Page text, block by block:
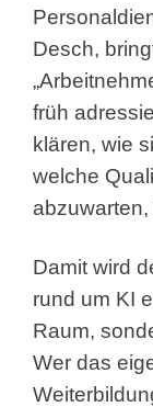
Desch,
früh
klären, wie
welche
Damit wird
rund um KI
Raum,
Wer das